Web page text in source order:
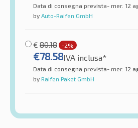
Data di consegna prevista- mer. 12
by Auto-Raifen GmbH
€ 80.18 -2%
€78.58IVA inclusa*
Data di consegna prevista- mer. 12
by Raifen Paket GmbH